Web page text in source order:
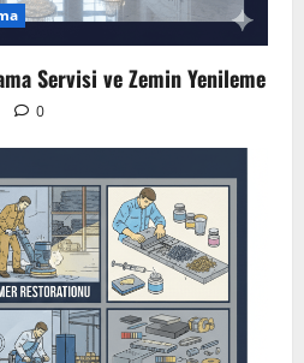
Servisi ve Zemin Yenileme
0